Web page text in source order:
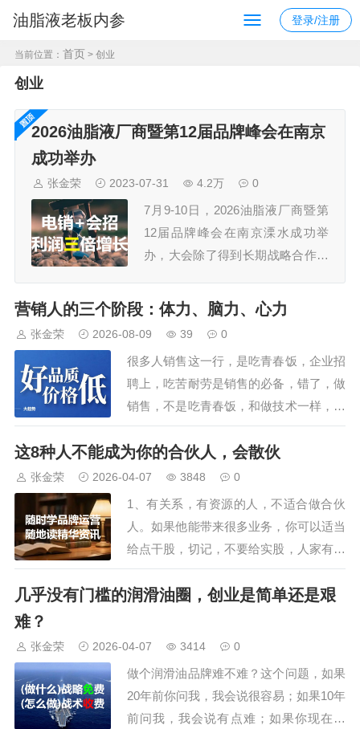
油脂液老板内参 登录/注册
当前位置： 首页 > 创业
创业
2026油脂液厂商暨第12届品牌峰会在南京
成功举办
张金荣 2023-07-31 4.2万 0
7月9-10日，2026油脂液厂商暨第
12届品牌峰会在南京溧水成功举
办，大会除了得到长期战略合作伙
司、江苏汤姆智能装备有限公司的
会还安排了参观车油尿素液领导品
牌，占地195亩的可兰素工厂，特
种润滑脂企业，占…
营销人的三个阶段：体力、脑力、心力
张金荣 2026-08-09 39 0
很多人销售这一行，是吃青春饭，企业招
聘上，吃苦耐劳是销售的必备，错了，做
销售，不是吃青春饭，和做技术一样，是
一个可累积的工作，做的越久，你的价值
也就越高。我从1998年进入销售这行，
2000年进入润滑油圈，30来年的销售经
历告诉我，销售就三个门槛，过了，会越
来越轻松。1、拼体力阶段这是入行第一
年，也…
这8种人不能成为你的合伙人，会散伙
张金荣 2026-04-07 3848 0
1、有关系，有资源的人，不适合做合伙
人。如果他能带来很多业务，你可以适当
给点干股，切记，不要给实股，人家有人
脉，有资金，为什么非要跟你绑在一起
呢？也许隔行如隔山，人家就想找个合伙
赢，人品不好的…
几乎没有门槛的润滑油圈，创业是简单还是艰
难？
张金荣 2026-04-07 3414 0
做个润滑油品牌难不难？这个问题，如果
20年前你问我，我会说很容易；如果10年
前问我，我会说有点难；如果你现在问